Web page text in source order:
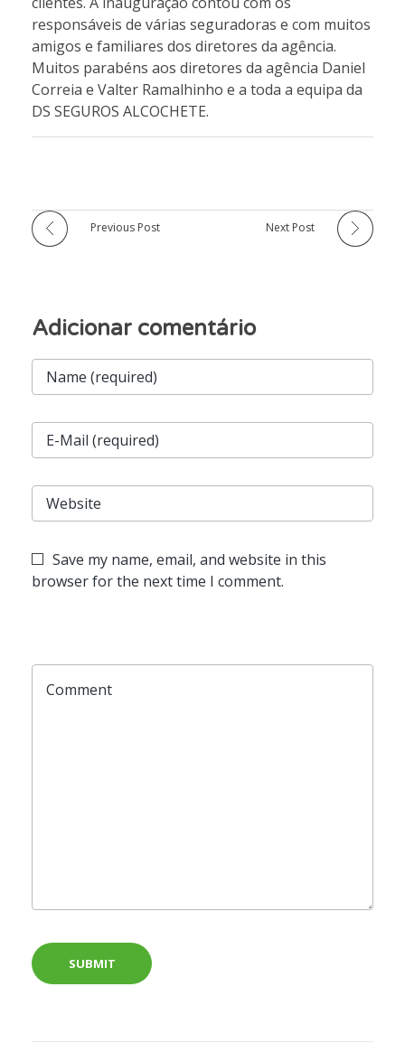
responsáveis de várias seguradoras e com muitos
amigos e familiares dos diretores da agência.
Muitos parabéns aos diretores da agência Daniel
Correia e Valter Ramalhinho e a toda a equipa da
DS SEGUROS ALCOCHETE.
Previous Post Next Post
Save my name, email, and website in this
browser for the next time I comment.